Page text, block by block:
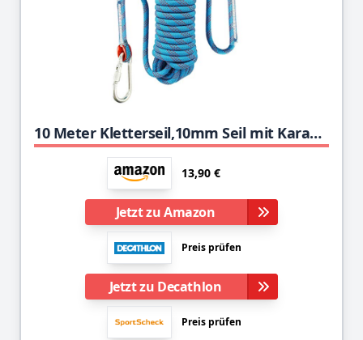
10 Meter Kletterseil,10mm Seil mit Karabiner,Kletterseil Kinder,Outdoor Seile,Heavy Duty Seil,Kletterseil Schwere Seil für Outdoor-anwendungen Notüberleben, Camping Jagd Angeln Flucht, Feuerrettung
13,90 €
Jetzt zu Amazon
Preis prüfen
Jetzt zu Decathlon
Preis prüfen